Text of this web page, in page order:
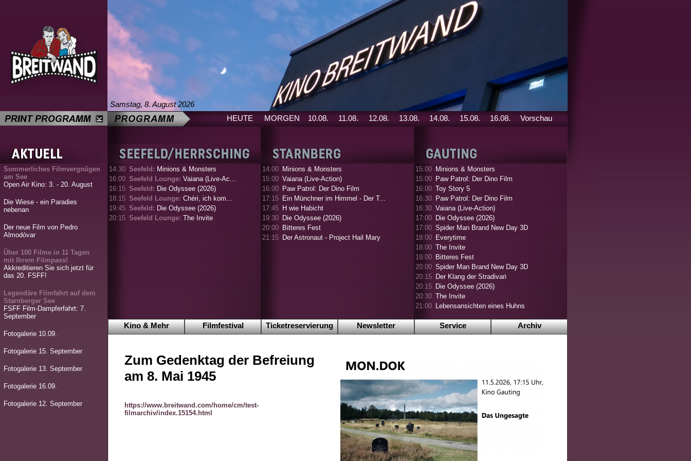
Samstag, 8. August 2026
HEUTE
MORGEN 10.08. 11.08. 12.08. 13.08. 14.08. 15.08. 16.08. Vorschau
Sommerliches Filmvergnügen
am See
Open Air Kino: 3. - 20. August
Die Wiese - ein Paradies
nebenan
Der neue Film von Pedro
Almodóvar
Über 100 Filme in 11 Tagen
mit Ihrem Filmpass!
Akkreditieren Sie sich jetzt für
das 20. FSFF!
Legendäre Filmfahrt auf dem
Starnberger See
FSFF Film-Dampferfahrt: 7.
September
Fotogalerie 10.09.
Fotogalerie 15. September
Fotogalerie 13. September
Fotogalerie 16.09.
Fotogalerie 12. September
14:30 Seefeld: Minions & Monsters
16:00 Seefeld Lounge: Vaiana (Live-Ac...
16:15 Seefeld: Die Odyssee (2026)
18:15 Seefeld Lounge: Chéri, ich kom...
19:45 Seefeld: Die Odyssee (2026)
20:15 Seefeld Lounge: The Invite
14:00 Minions & Monsters
15:00 Vaiana (Live-Action)
16:00 Paw Patrol: Der Dino Film
17:15 Ein Münchner im Himmel - Der T...
17:45 H wie Habicht
19:30 Die Odyssee (2026)
20:00 Bitteres Fest
21:15 Der Astronaut - Project Hail Mary
15:00 Minions & Monsters
15:00 Paw Patrol: Der Dino Film
16:00 Toy Story 5
16:30 Paw Patrol: Der Dino Film
16:30 Vaiana (Live-Action)
17:00 Die Odyssee (2026)
17:00 Spider Man Brand New Day 3D
18:00 Everytime
18:00 The Invite
19:00 Bitteres Fest
20:00 Spider Man Brand New Day 3D
20:15 Der Klang der Stradivari
20:15 Die Odyssee (2026)
20:30 The Invite
21:00 Lebensansichten eines Huhns
Kino & Mehr Filmfestival Ticketreservierung Newsletter Service Archiv
Zum Gedenktag der Befreiung
am 8. Mai 1945
https://www.breitwand.com/home/cm/test-
filmarchiv/index.15154.html